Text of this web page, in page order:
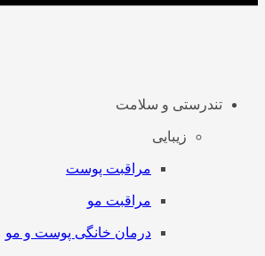
تندرستی و سلامت
زیبایی
مراقبت پوست
مراقبت مو
درمان خانگی پوست و مو